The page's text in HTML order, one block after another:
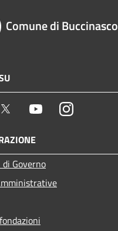
Comune di Buccinasco
Twitter YoutubeInstagram
Governo